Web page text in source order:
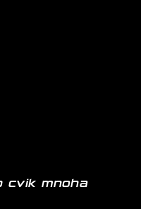
cvik mnoha